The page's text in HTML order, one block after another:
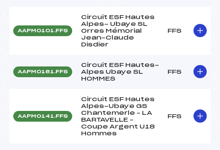
AAPM0101.FFS
Circuit ESF Hautes
Alpes- Ubaye SL
Orres Mémorial
Jean-Claude
Disdier
FFS
AAPM0161.FFS
Circuit ESF Hautes-
Alpes Ubaye SL
HOMMES
FFS
AAPM0141.FFS
Circuit ESF Hautes
Alpes-Ubaye GS
Chantemerle – LA
BARTAVELLE –
Coupe Argent U18
Hommes
FFS